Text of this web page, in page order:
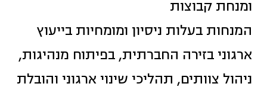
ומנחת קבוצות
המנחות בעלות ניסיון ומומחיות בייעוץ
ארגוני בזירה החברתית, בפיתוח מנהיגות,
ניהול צוותים, תהליכי שינוי ארגוני והובלת